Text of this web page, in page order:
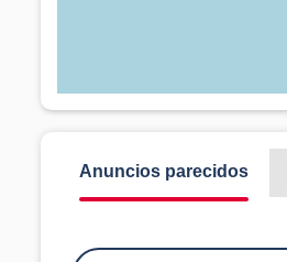
Anuncios parecidos